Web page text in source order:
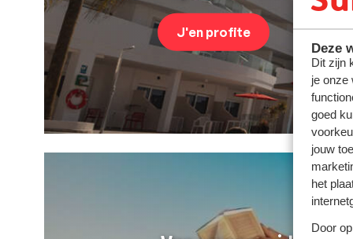
Deze
Dit zijn
je onze
goed
jouw
het
Door
J'en profite